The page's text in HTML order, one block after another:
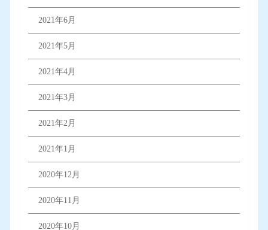
2021年6月
2021年5月
2021年4月
2021年3月
2021年2月
2021年1月
2020年12月
2020年11月
2020年10月